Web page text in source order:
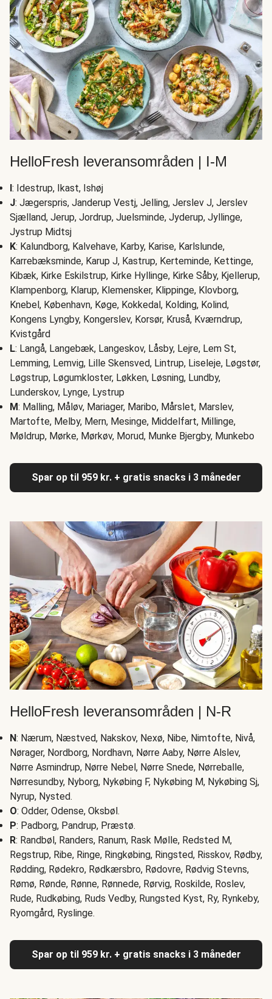
HelloFresh leveransområden | I-M
I: Idestrup, Ikast, Ishøj
J: Jægerspris, Janderup Vestj, Jelling, Jerslev J, Jerslev
Sjælland, Jerup, Jordrup, Juelsminde, Jyderup, Jyllinge,
Jystrup Midtsj
K: Kalundborg, Kalvehave, Karby, Karise, Karlslunde,
Karrebæksminde, Karup J, Kastrup, Kerteminde, Kettinge,
Kibæk, Kirke Eskilstrup, Kirke Hyllinge, Kirke Såby, Kjellerup,
Klampenborg, Klarup, Klemensker, Klippinge, Klovborg,
Knebel, København, Køge, Kokkedal, Kolding, Kolind,
Kongens Lyngby, Kongerslev, Korsør, Kruså, Kværndrup,
Kvistgård
L: Langå, Langebæk, Langeskov, Låsby, Lejre, Lem St,
Lemming, Lemvig, Lille Skensved, Lintrup, Liseleje, Løgstør,
Løgstrup, Løgumkloster, Løkken, Løsning, Lundby,
Lunderskov, Lynge, Lystrup
M: Malling, Måløv, Mariager, Maribo, Mårslet, Marslev,
Martofte, Melby, Mern, Mesinge, Middelfart, Millinge,
Møldrup, Mørke, Mørkøv, Morud, Munke Bjergby, Munkebo
Spar op til 959 kr. + gratis snacks i 3 måneder
HelloFresh leveransområden | N-R
N: Nærum, Næstved, Nakskov, Nexø, Nibe, Nimtofte, Nivå,
Nørager, Nordborg, Nordhavn, Nørre Aaby, Nørre Alslev,
Nørre Asmindrup, Nørre Nebel, Nørre Snede, Nørreballe,
Nørresundby, Nyborg, Nykøbing F, Nykøbing M, Nykøbing Sj,
Nyrup, Nysted.
O: Odder, Odense, Oksbøl.
P: Padborg, Pandrup, Præstø.
R: Randbøl, Randers, Ranum, Rask Mølle, Redsted M,
Regstrup, Ribe, Ringe, Ringkøbing, Ringsted, Risskov, Rødby,
Rødding, Rødekro, Rødkærsbro, Rødovre, Rødvig Stevns,
Rømø, Rønde, Rønne, Rønnede, Rørvig, Roskilde, Roslev,
Rude, Rudkøbing, Ruds Vedby, Rungsted Kyst, Ry, Rynkeby,
Ryomgård, Ryslinge.
Spar op til 959 kr. + gratis snacks i 3 måneder